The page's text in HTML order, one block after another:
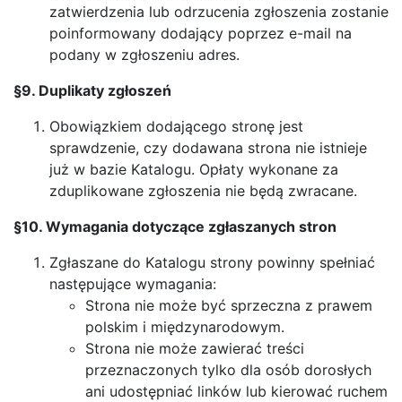
zatwierdzenia lub odrzucenia zgłoszenia zostanie
poinformowany dodający poprzez e-mail na
podany w zgłoszeniu adres.
§9. Duplikaty zgłoszeń
Obowiązkiem dodającego stronę jest
sprawdzenie, czy dodawana strona nie istnieje
już w bazie Katalogu. Opłaty wykonane za
zduplikowane zgłoszenia nie będą zwracane.
§10. Wymagania dotyczące zgłaszanych stron
Zgłaszane do Katalogu strony powinny spełniać
następujące wymagania:
Strona nie może być sprzeczna z prawem
polskim i międzynarodowym.
Strona nie może zawierać treści
przeznaczonych tylko dla osób dorosłych
ani udostępniać linków lub kierować ruchem